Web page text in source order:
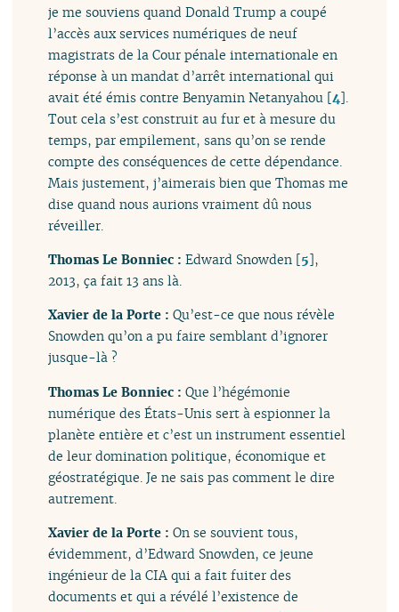
je me souviens quand Donald Trump a coupé
l’accès aux services numériques de neuf
magistrats de la Cour pénale internationale en
réponse à un mandat d’arrêt international qui
avait été émis contre Benyamin Netanyahou [4]
Tout cela s’est construit au fur et à mesure du
temps, par empilement, sans qu’on se rende
compte des conséquences de cette dépendance.
Mais justement, j’aimerais bien que Thomas me
dise quand nous aurions vraiment dû nous
réveiller.
Thomas Le Bonniec :Edward Snowden [5],
2013, ça fait 13 ans là.
Xavier de la Porte :Qu’est-ce que nous révèle
Snowden qu’on a pu faire semblant d’ignorer
jusque-là ?
Thomas Le Bonniec :Que l’hégémonie
numérique des États-Unis sert à espionner la
planète entière et c’est un instrument essentiel
de leur domination politique, économique et
géostratégique. Je ne sais pas comment le dire
autrement.
Xavier de la Porte :On se souvient tous,
évidemment, d’Edward Snowden, ce jeune
ingénieur de la CIA qui a fait fuiter des
documents et qui a révélé l’existence de